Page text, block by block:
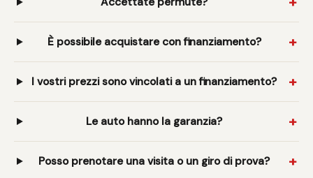
È possibile acquistare con finanziamento?
I vostri prezzi sono vincolati a un finanziamento?
Le auto hanno la garanzia?
Posso prenotare una visita o un giro di prova?